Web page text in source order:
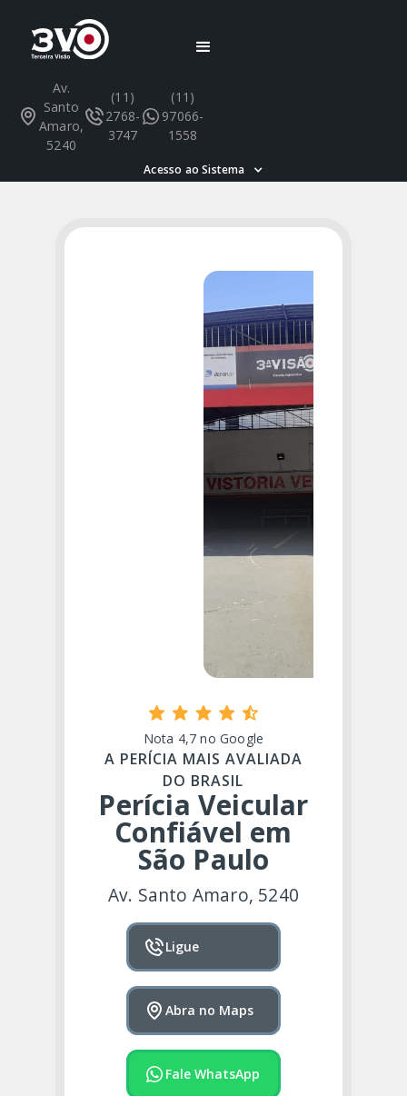
Av.
Santo
Amaro,
5240
(11)
2768-
3747
(11)
97066-
1558
Acesso ao Sistema
Nota 4,7 no Google
A PERÍCIA MAIS AVALIADA
DO BRASIL
Perícia Veicular
Confiável em
São Paulo
Av. Santo Amaro, 5240
Ligue
Abra no Maps
Fale WhatsApp